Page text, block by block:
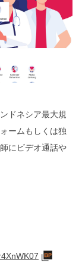
ドネシア最大規
ームもしくは独
にビデオ通話や